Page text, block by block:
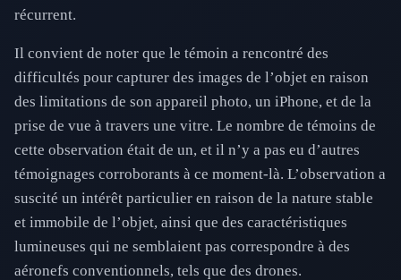
récurrent.
Il convient de noter que le témoin a rencontré des
difficultés pour capturer des images de l’objet en raison
des limitations de son appareil photo, un iPhone, et de la
prise de vue à travers une vitre. Le nombre de témoins de
cette observation était de un, et il n’y a pas eu d’autres
témoignages corroborants à ce moment-là. L’observation a
suscité un intérêt particulier en raison de la nature stable
et immobile de l’objet, ainsi que des caractéristiques
lumineuses qui ne semblaient pas correspondre à des
aéronefs conventionnels, tels que des drones.